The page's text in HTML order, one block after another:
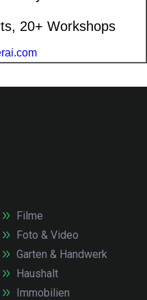
Filme
Foto & Video
Garten & Handwerk
Haushalt
Immobilien